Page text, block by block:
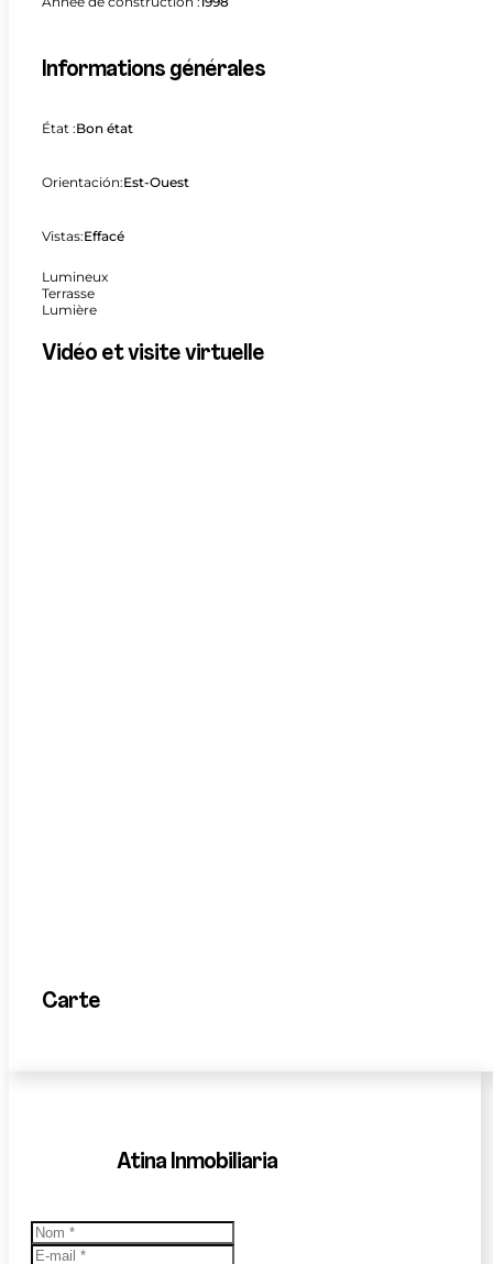
Informations générales
État :Bon état
Orientación:Est-Ouest
Vistas:Effacé
Lumineux
Terrasse
Lumière
Vidéo et visite virtuelle
Carte
Atina Inmobiliaria